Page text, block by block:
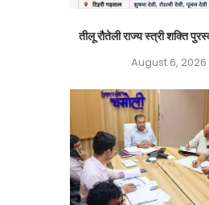
तीलू रौतेली राज्य स्त्री शक्ति
August 6, 2026